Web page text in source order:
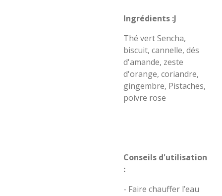
Ingrédients :J
Thé vert Sencha,
biscuit, cannelle, dés
d'amande, zeste
d'orange, coriandre,
gingembre, Pistaches,
poivre rose
Conseils d'utilisation
:
- Faire chauffer l’eau